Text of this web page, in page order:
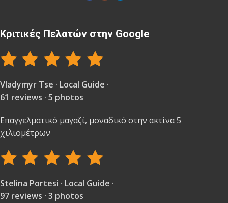
Κριτικές Πελατών στην Google
Vladymyr Tse · Local Guide ·
61 reviews · 5 photos
Επαγγελματικό μαγαζί, μοναδικό στην ακτίνα 5
χιλιομέτρων
Stelina Portesi · Local Guide ·
97 reviews · 3 photos